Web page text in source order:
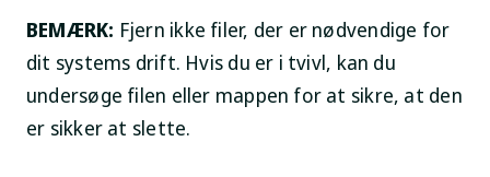
BEMÆRK: Fjern ikke filer, der er nødvendige for
dit systems drift. Hvis du er i tvivl, kan du
undersøge filen eller mappen for at sikre, at den
er sikker at slette.